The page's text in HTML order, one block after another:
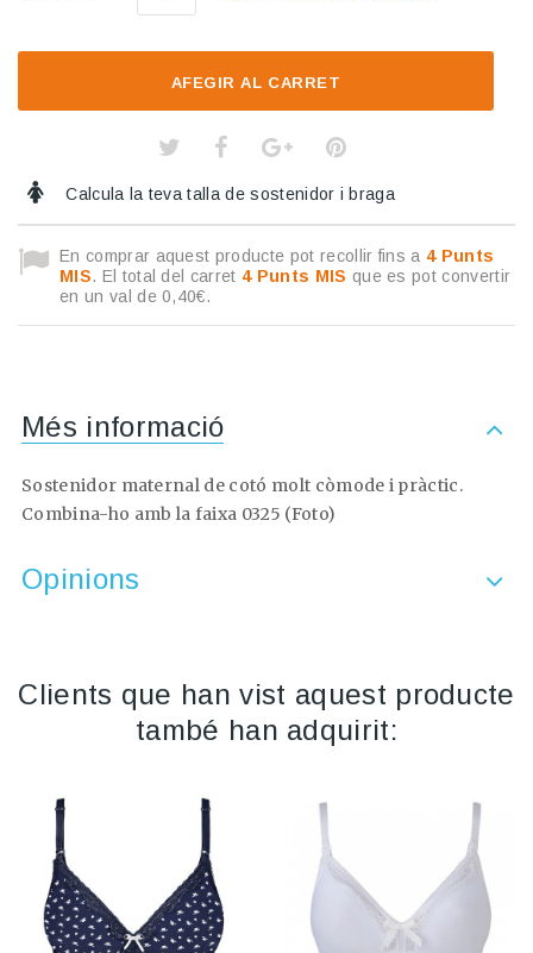
AFEGIR AL CARRET
Calcula la teva talla de sostenidor i braga
En comprar aquest producte pot recollir fins a 4Punts
MIS. El total del carret 4Punts MIS que es pot convertir
en un val de0,40€.
Més informació
Sostenidor maternal de cotó molt còmode i pràctic.
Combina-ho amb la faixa 0325 (Foto)
Opinions
Clients que han vist aquest producte
també han adquirit: